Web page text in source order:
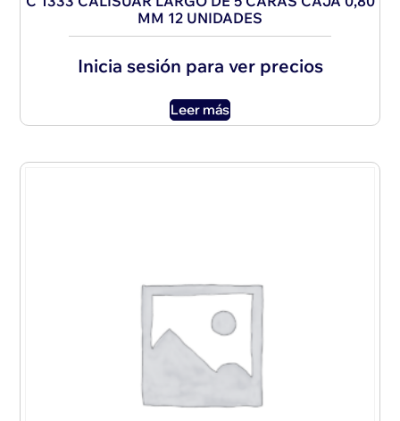
MM 12 UNIDADES
Inicia sesión para ver precios
Leer más